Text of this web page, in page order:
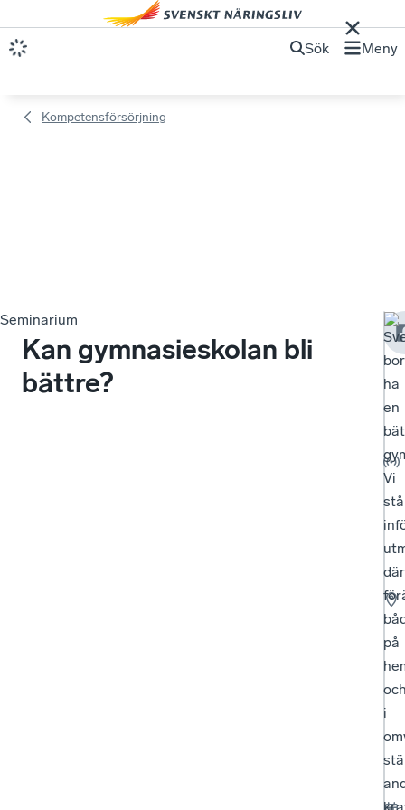
Sök Meny
Kompetensförsörjning
Seminarium
Kan gymnasieskolan bli
bättre?
ha
en
Vi
där
på
i